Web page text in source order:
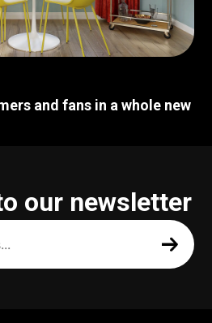
and fans in a whole new
our newsletter